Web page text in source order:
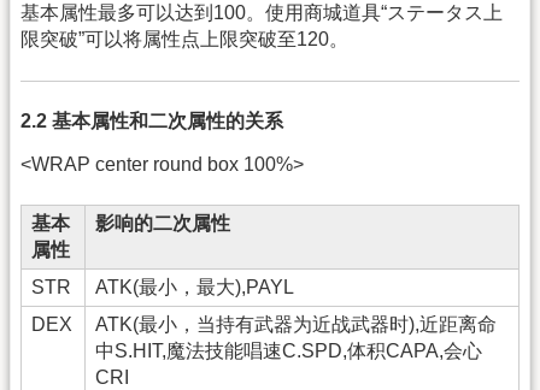
基本属性最多可以达到100。使用商城道具“ステータス上
限突破”可以将属性点上限突破至120。
2.2 基本属性和二次属性的关系
<WRAP center round box 100%>
基本
属性
影响的二次属性
STR
ATK(最小，最大),PAYL
DEX
ATK(最小，当持有武器为近战武器时),近距离命
中S.HIT,魔法技能唱速C.SPD,体积CAPA,会心
CRI